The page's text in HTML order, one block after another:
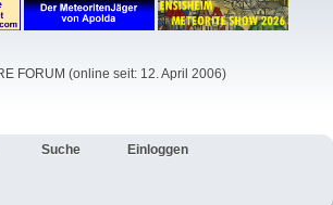
FORUM (online seit: 12. April 2006)
Suche Einloggen